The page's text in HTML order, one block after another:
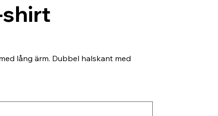
shirt
lång ärm. Dubbel halskant med